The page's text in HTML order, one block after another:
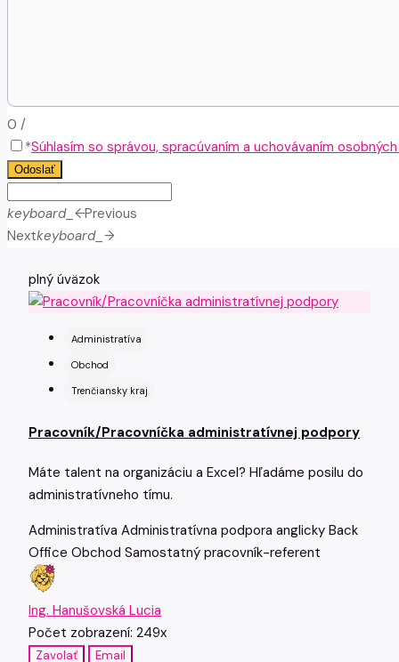
0 /
*Súhlasím so správou, spracúvaním a uchovávaním
Odoslať
keyboard_arrow_leftPrevious
Nextkeyboard_arrow_right
plný úväzok
Administratíva
Obchod
Trenčiansky kraj
Pracovník/Pracovníčka administratívnej podpory
Máte talent na organizáciu a Excel? Hľadáme posilu do
administratívneho tímu.
Administratíva Administratívna podpora anglicky Back
Office Obchod Samostatný pracovník-referent
Ing. Hanušovská Lucia
Počet zobrazení: 249x
Zavolať Email